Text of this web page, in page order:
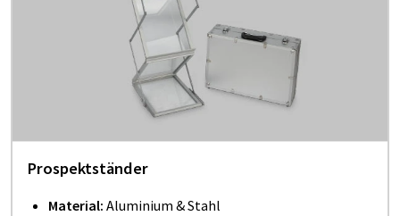
Prospektständer
Material: Aluminium & Stahl